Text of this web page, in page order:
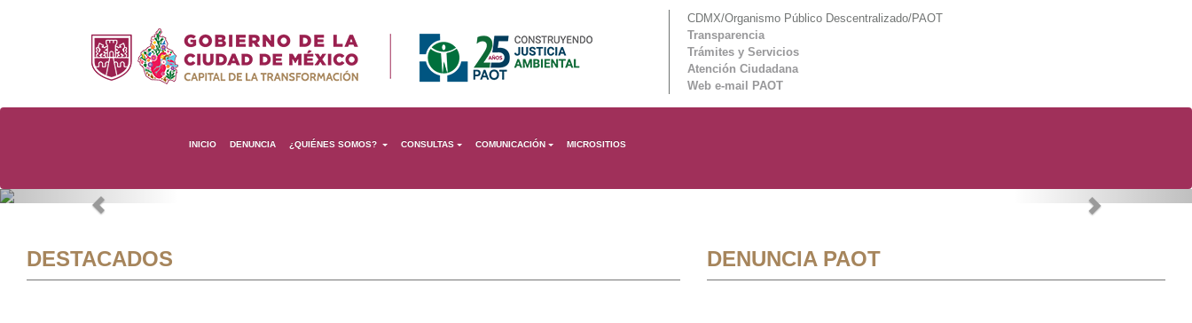
CDMX/Organismo Público Descentralizado/PAOT
Transparencia
Trámites y Servicios
Atención Ciudadana
Web e-mail PAOT
INICIO DENUNCIA ¿QUIÉNES SOMOS? CONSULTAS COMUNICACIÓN MICROSITIOS
Previous Next
DESTACADOS DENUNCIA PAOT